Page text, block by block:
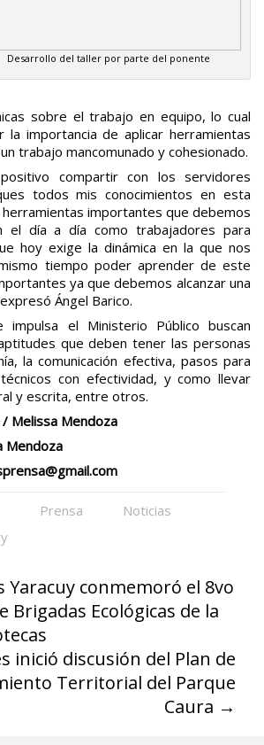
Desarrollo del taller por parte del ponente
sobre el trabajo en equipo, lo cual
importancia de aplicar herramientas
trabajo mancomunado y cohesionado.
compartir con los servidores
todos mis conocimientos en esta
importantes que debemos
el día a día como trabajadores para
hoy exige la dinámica en la que nos
tiempo poder aprender de este
ya que debemos alcanzar una
Ángel Barico.
impulsa el Ministerio Público buscan
que deben tener las personas
la comunicación efectiva, pasos para
con efectividad, y como llevar
y escrita, entre otros.
Melissa Mendoza
Mendoza
Prensa
Noticias
Yaracuy conmemoró el 8vo
Brigadas Ecológicas de la
inició discusión del Plan de
Territorial del Parque
Caura →